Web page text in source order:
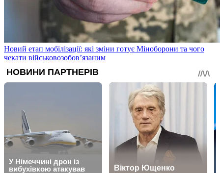
Новий етап мобілізації: які зміни готує Міноборони та чого
чекати військовозобов’язаним